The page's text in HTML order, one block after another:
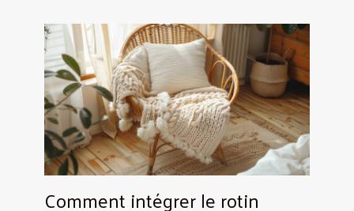
Comment intégrer le rotin